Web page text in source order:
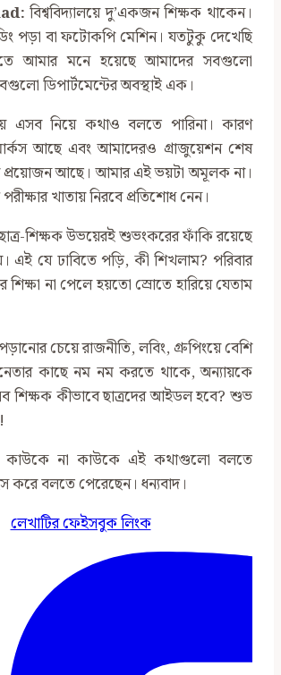
বিশ্ববিদ্যালয়ে দু’একজন শিক্ষক থাকেন।
পড়া বা ফটোকপি মেশিন। যতটুকু দেখেছি
আমার মনে হয়েছে আমাদের সবগুলো
ডিপার্টমেন্টের অবস্থাই এক।
এসব নিয়ে কথাও বলতে পারিনা। কারণ
আছে এবং আমাদেরও গ্রাজুয়েশন শেষ
প্রয়োজন আছে। আমার এই ভয়টা অমূলক না।
খাতায় নিরবে প্রতিশোধ নেন।
শিক্ষক উভয়েরই শুভংকরের ফাঁকি রয়েছে
এই যে ঢাবিতে পড়ি, কী শিখলাম? পরিবার
না পেলে হয়তো স্রোতে হারিয়ে যেতাম
চেয়ে রাজনীতি, লবিং, গ্রুপিংয়ে বেশি
কাছে নম নম করতে থাকে, অন্যায়কে
শিক্ষক কীভাবে ছাত্রদের আইডল হবে? শুভ
কাউকে না কাউকে এই কথাগুলো বলতে
করে বলতে পেরেছেন। ধন্যবাদ।
লেখাটির ফেইসবুক লিংক